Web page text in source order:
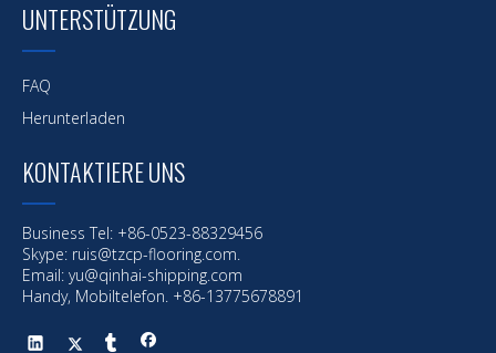
Nächste:
Meeresbeschichtung
UNTERSTÜTZUNG
FAQ
Herunterladen
KONTAKTIERE UNS
Business Tel: +86-0523-88329456
Skype: ruis@tzcp-flooring.com.
Email: yu@qinhai-shipping.com
Handy, Mobiltelefon. +86-13775678891